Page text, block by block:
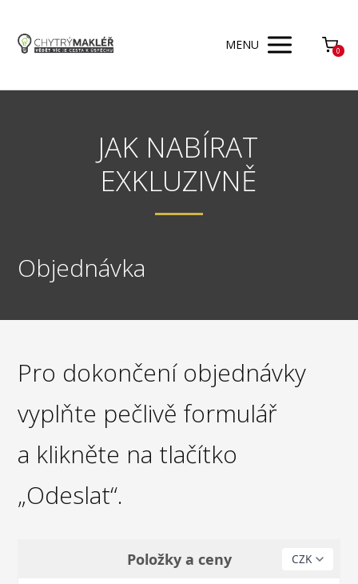
MENU 0
JAK NABÍRAT
EXKLUZIVNĚ
Objednávka
Pro dokončení objednávky
vyplňte pečlivě formulář
a klikněte na tlačítko
„Odeslat“.
Položky a ceny